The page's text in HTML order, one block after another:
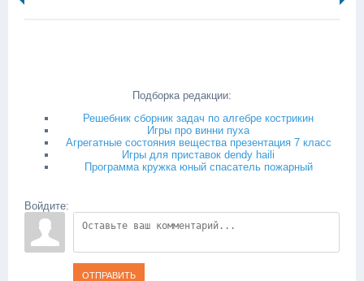
Подборка редакции:
Решебник сборник задач по алгебре кострикин
Игры про винни пуха
Агрегатные состояния вещества презентация 7 класс
Игры для приставок dendy haili
Программа кружка юный спасатель пожарный
Войдите:
ОТПРАВИТЬ